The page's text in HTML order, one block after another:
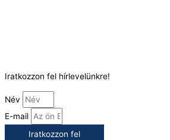
Iratkozzon fel hírlevelünkre!
Név
E-mail
Iratkozzon fel